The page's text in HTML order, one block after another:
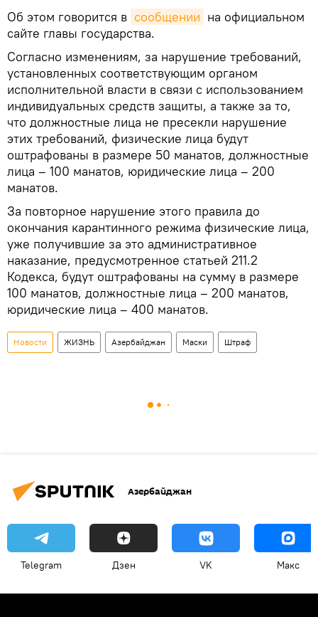
Об этом говорится в сообщении на официальном
сайте главы государства.
Согласно изменениям, за нарушение требований,
установленных соответствующим органом
исполнительной власти в связи с использованием
индивидуальных средств защиты, а также за то,
что должностные лица не пресекли нарушение
этих требований, физические лица будут
оштрафованы в размере 50 манатов, должностные
лица – 100 манатов, юридические лица – 200
манатов.
За повторное нарушение этого правила до
окончания карантинного режима физические лица,
уже получившие за это административное
наказание, предусмотренное статьей 211.2
Кодекса, будут оштрафованы на сумму в размере
100 манатов, должностные лица – 200 манатов,
юридические лица – 400 манатов.
Новости ЖИЗНЬ Азербайджан Маски Штраф
Азербайджан
Telegram Дзен VK Макс